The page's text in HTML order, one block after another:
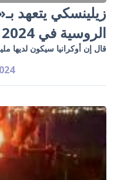
زيلينسكي يتعهد
الروسية في 2024
قال إن أوكرانيا سيكون لديها